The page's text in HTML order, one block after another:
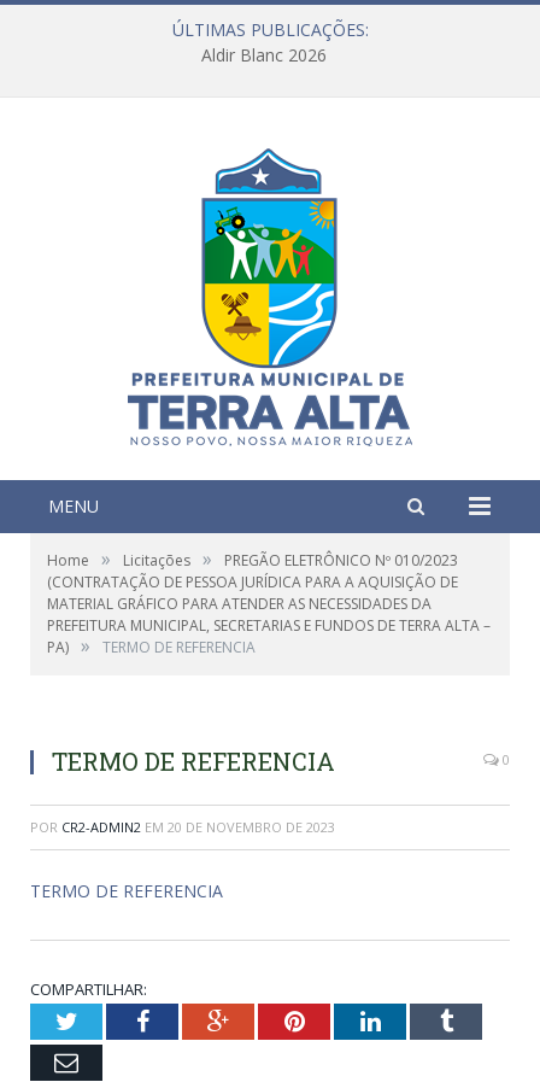
ÚLTIMAS PUBLICAÇÕES:
Aldir Blanc 2026
MENU
Home » Licitações »
PREGÃO ELETRÔNICO Nº 010/2023
(CONTRATAÇÃO DE PESSOA JURÍDICA PARA A AQUISIÇÃO DE
MATERIAL GRÁFICO PARA ATENDER AS NECESSIDADES DA
PREFEITURA MUNICIPAL, SECRETARIAS E FUNDOS DE TERRA ALTA –
PA) » TERMO DE REFERENCIA
TERMO DE REFERENCIA 0
POR CR2-ADMIN2 EM 20 DE NOVEMBRO DE 2023
TERMO DE REFERENCIA
COMPARTILHAR:
TwitterFacebookGoogle+PinterestLinkedInTumblr
Email